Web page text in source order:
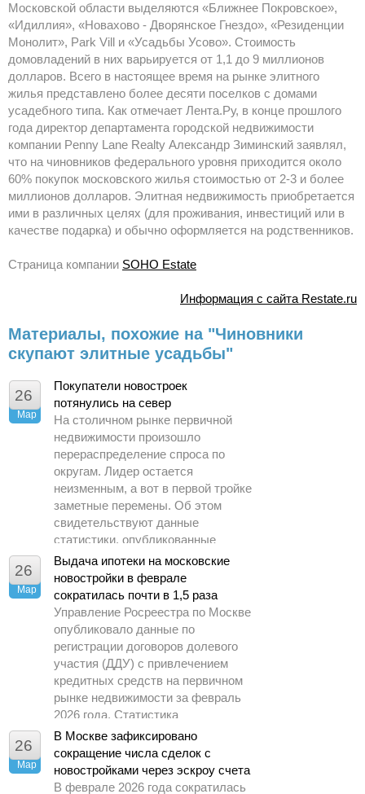
Московской области выделяются «Ближнее Покровское»,
«Идиллия», «Новахово - Дворянское Гнездо», «Резиденции
Монолит», Park Vill и «Усадьбы Усово». Стоимость
домовладений в них варьируется от 1,1 до 9 миллионов
долларов. Всего в настоящее время на рынке элитного
жилья представлено более десяти поселков с домами
усадебного типа. Как отмечает Лента.Ру, в конце прошлого
года директор департамента городской недвижимости
компании Penny Lane Realty Александр Зиминский заявлял,
что на чиновников федерального уровня приходится около
60% покупок московского жилья стоимостью от 2-3 и более
миллионов долларов. Элитная недвижимость приобретается
ими в различных целях (для проживания, инвестиций или в
качестве подарка) и обычно оформляется на родственников.
Страница компании SOHO Estate
Информация с сайта Restate.ru
Материалы, похожие на "Чиновники
скупают элитные усадьбы"
26
Мар
Покупатели новостроек
потянулись на север
На столичном рынке первичной
недвижимости произошло
перераспределение спроса по
округам. Лидер остается
неизменным, а вот в первой тройке
заметные перемены. Об этом
свидетельствуют данные
статистики, опубликованные
Управлением Росреестра по
Москве.
26
Мар
Выдача ипотеки на московские
новостройки в феврале
сократилась почти в 1,5 раза
Управление Росреестра по Москве
опубликовало данные по
регистрации договоров долевого
участия (ДДУ) с привлечением
кредитных средств на первичном
рынке недвижимости за февраль
2026 года. Статистика
демонстрирует заметное
охлаждение спроса по сравнению
с предыдущими периодами.
26
Мар
В Москве зафиксировано
сокращение числа сделок с
новостройками через эскроу счета
В феврале 2026 года сократилась